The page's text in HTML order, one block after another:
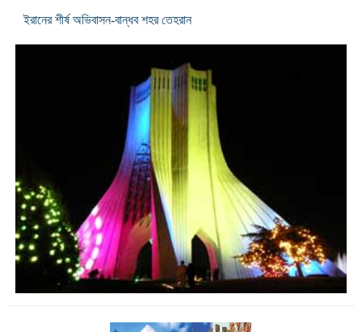
ইরানের শীর্ষ অভিবাসন-বান্ধব শহর তেহরান